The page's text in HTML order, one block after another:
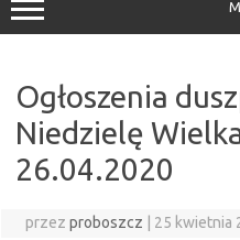
Ogłoszenia
Niedzielę
26.04.2020
przez proboszcz 25 kwietnia